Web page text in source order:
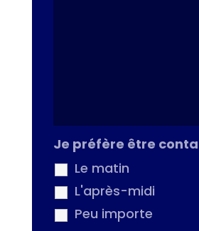
Je préfère être
Le matin
L'après-midi
Peu importe